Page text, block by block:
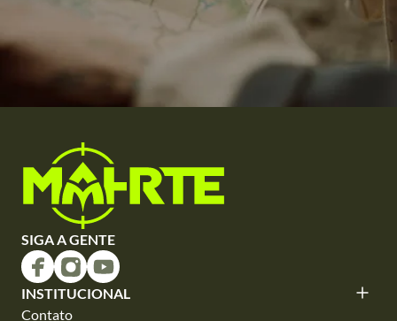
SIGA A GENTE
INSTITUCIONAL
Contato